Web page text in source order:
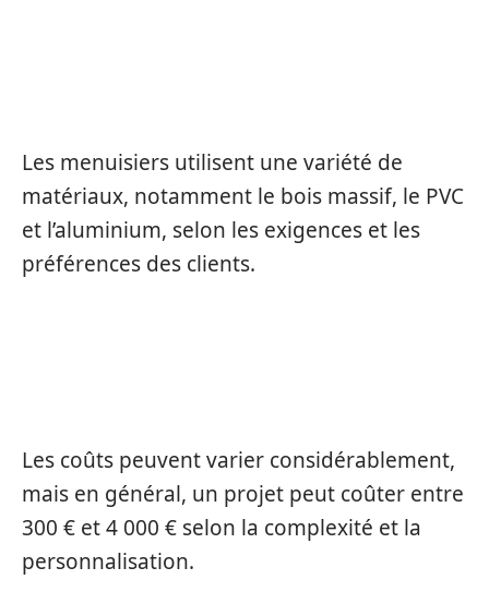
Les menuisiers utilisent une variété de
matériaux, notamment le bois massif, le PVC
et l’aluminium, selon les exigences et les
préférences des clients.
Les coûts peuvent varier considérablement,
mais en général, un projet peut coûter entre
300 € et 4 000 € selon la complexité et la
personnalisation.